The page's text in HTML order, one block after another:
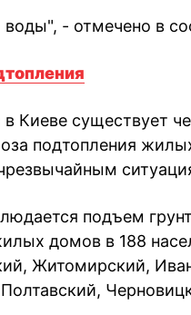
воды", - отмечено в
в Киеве существует
подтопления
подъем
домов в 188
Житомирский,